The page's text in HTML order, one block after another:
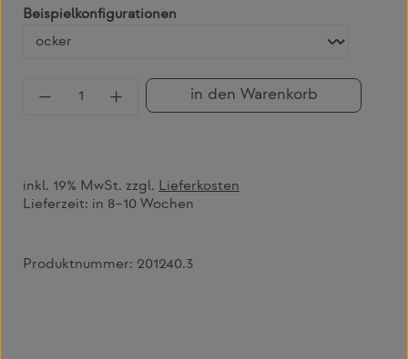
Beispielkonfigurationen
Produkt Anzahl: Gib den gewünschten
in den Warenkorb
inkl. 19% MwSt. zzgl. Lieferkosten
Lieferzeit: in 8–10 Wochen
Produktnummer: 201240.3